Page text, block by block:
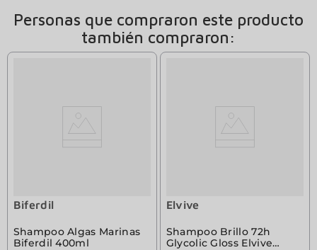
Personas que compraron este producto
también compraron:
Biferdil
Shampoo Algas Marinas
Biferdil 400ml
Elvive
Shampoo Brillo 72h
Glycolic Gloss Elvive